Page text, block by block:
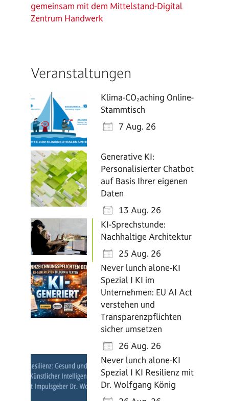
gemeinsam mit dem Mittelstand-Digital
Zentrum Handwerk
Veranstaltungen
Klima-CO₂aching Online-
Stammtisch
7 Aug. 26
Generative KI:
Personalisierter Chatbot
auf Basis Ihrer eigenen
Daten
13 Aug. 26
KI-Sprechstunde:
Nachhaltige Architektur
25 Aug. 26
Never lunch alone-KI
Spezial I KI im
Unternehmen: EU AI Act
verstehen und
Transparenzpflichten
sicher umsetzen
26 Aug. 26
Never lunch alone-KI
Spezial I KI Resilienz mit
Dr. Wolfgang König